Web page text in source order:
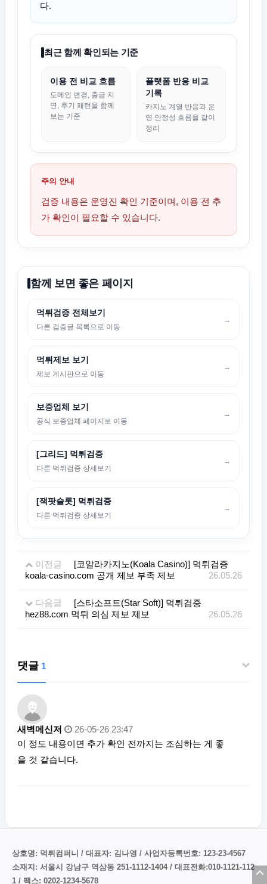
다.
최근 함께 확인되는 기준
이용 전 비교 흐름
도메인 변경, 출금 지
연, 후기 패턴을 함께
보는 기준
플랫폼 반응 비교
기록
카지노 계열 반응과 운
영 안정성 흐름을 같이
정리
주의 안내
검증 내용은 운영진 확인 기준이며, 이용 전 추
가 확인이 필요할 수 있습니다.
함께 보면 좋은 페이지
먹튀검증 전체보기
다른 검증글 목록으로 이동
→
먹튀제보 보기
제보 게시판으로 이동
→
보증업체 보기
공식 보증업체 페이지로 이동
→
[그리드] 먹튀검증
다른 먹튀검증 상세보기
→
[잭팟슬롯] 먹튀검증
다른 먹튀검증 상세보기
→
이전글
[코알라카지노(Koala Casino)] 먹튀검증
koala-casino.com 공개 제보 부족 제보
26.05.26
다음글
[스타소프트(Star Soft)] 먹튀검증
hez88.com 먹튀 의심 제보 제보
26.05.26
댓글 1
새벽메신저
26-05-26 23:47
이 정도 내용이면 추가 확인 전까지는 조심하는 게 좋
을 것 같습니다.
상호명: 먹튀컴퍼니 / 대표자: 김나영 / 사업자등록번호: 123-23-4567
소재지: 서울시 강남구 역삼동 251-1112-1404 / 대표전화:010-1121-112
1 / 팩스: 0202-1234-5678